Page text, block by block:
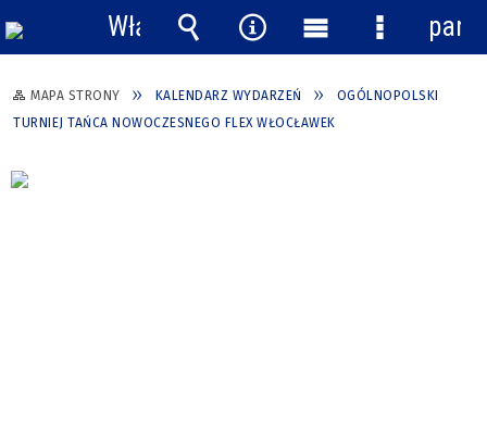
MAPA STRONY KALENDARZ WYDARZEŃ
OGÓLNOPOLSKI
TURNIEJ TAŃCA NOWOCZESNEGO FLEX WŁOCŁAWEK
Włącz
powiadomienia
Wyszukiwarka
Narzędzia
Menu
główne
Menu
panel